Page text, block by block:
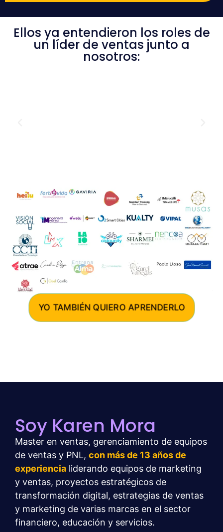
Ellos ya entendieron los roles de
un líder de ventas junto a
nosotros:
YO TAMBIÉN QUIERO APRENDERLO
Soy Karen Mora
Master en ventas, gerenciamiento de equipos
de ventas y PNL, con más de 13 años de
experiencia liderando equipos de marketing
y ventas, proyectos estratégicos de
transformación digital, estrategias de ventas
y marketing de varias marcas en el sector
financiero, educación y servicios.